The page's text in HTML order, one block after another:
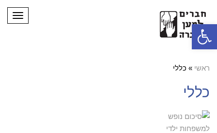
פתח סרגל נגישות
ראשי » כללי
כללי